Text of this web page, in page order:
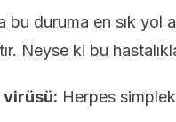
bu duruma en sık yol
Neyse ki bu
virüsü: Herpes